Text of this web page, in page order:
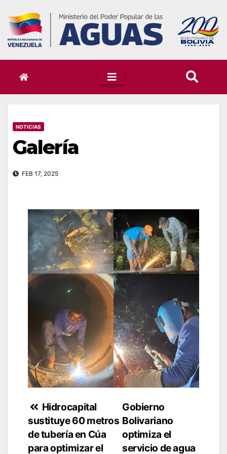
content
NOTICIAS
Galería
FEB 17, 2025
Navegación
de
entradas
Gobierno
Bolivariano
optimiza el
servicio de agua
Hidrocapital
sustituye 60 metros
de tubería en Cúa
para optimizar el